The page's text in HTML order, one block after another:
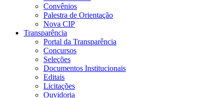
Convênios
Palestra de Orientação
Nova CIP
Transparência
Portal da Transparência
Concursos
Seleções
Documentos Institucionais
Editais
Licitações
Ouvidoria